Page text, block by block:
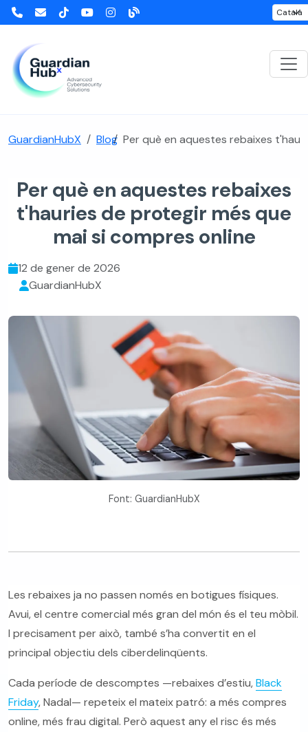
GuardianHubX Blog Per què en aquestes rebaixes
Per què en aquestes rebaixes
t'hauries de protegir més que
mai si compres online
12 de gener de 2026
GuardianHubX
Font: GuardianHubX
Les rebaixes ja no passen només en botigues físiques.
Avui, el centre comercial més gran del món és el teu mòbil.
I precisament per això, també s’ha convertit en el
principal objectiu dels ciberdelinqüents.
Cada període de descomptes —rebaixes d’estiu,Black
Friday, Nadal— repeteix el mateix patró: a més compres
online, més frau digital. Però aquest any el risc és més